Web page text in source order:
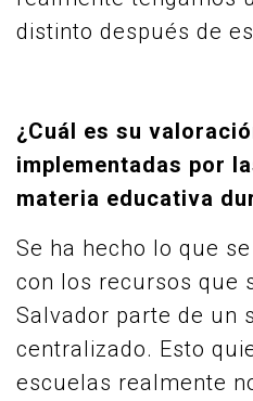
distinto después de
¿Cuál es su
implementadas por
materia educativa
Se ha hecho lo que
con los recursos que
Salvador parte de un
centralizado. Esto
escuelas realmente